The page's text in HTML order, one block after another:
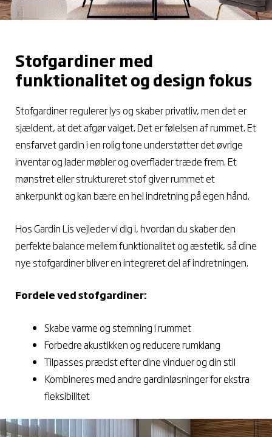
Stofgardiner med
funktionalitet og design fokus
Stofgardiner regulerer lys og skaber privatliv, men det er
sjældent, at det afgør valget. Det er følelsen af rummet. Et
ensfarvet gardin i en rolig tone understøtter det øvrige
inventar og lader møbler og overflader træde frem. Et
mønstret eller struktureret stof giver rummet et
ankerpunkt og kan bære en hel indretning på egen hånd.
Hos Gardin Lis vejleder vi dig i, hvordan du skaber den
perfekte balance mellem funktionalitet og æstetik, så dine
nye stofgardiner bliver en integreret del af indretningen.
Fordele ved stofgardiner:
Skabe varme og stemning i rummet
Forbedre akustikken og reducere rumklang
Tilpasses præcist efter dine vinduer og din stil
Kombineres med andre gardinløsninger for ekstra
fleksibilitet